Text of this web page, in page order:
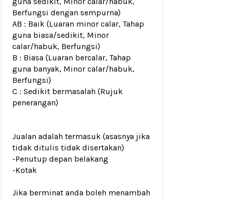
Berfungsi dengan sempurna)
AB : Baik (Luaran minor calar, Tahap
guna biasa/sedikit, Minor
calar/habuk, Berfungsi)
B : Biasa (Luaran bercalar, Tahap
guna banyak, Minor calar/habuk,
Berfungsi)
C : Sedikit bermasalah (Rujuk
penerangan)
Jualan adalah termasuk (asasnya jika
tidak ditulis tidak disertakan)
-Penutup depan belakang
-Kotak
Jika berminat anda boleh menambah